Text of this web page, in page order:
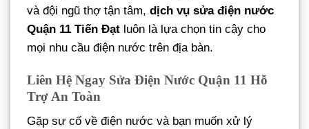
và đội ngũ thợ tận tâm, dịch vụ sửa điện nước
Quận 11 Tiến Đạt luôn là lựa chọn tin cậy cho
mọi nhu cầu điện nước trên địa bàn.
Liên Hệ Ngay Sửa Điện Nước Quận 11 Hỗ
Trợ An Toàn
Gặp sự cố về điện nước và bạn muốn xử lý